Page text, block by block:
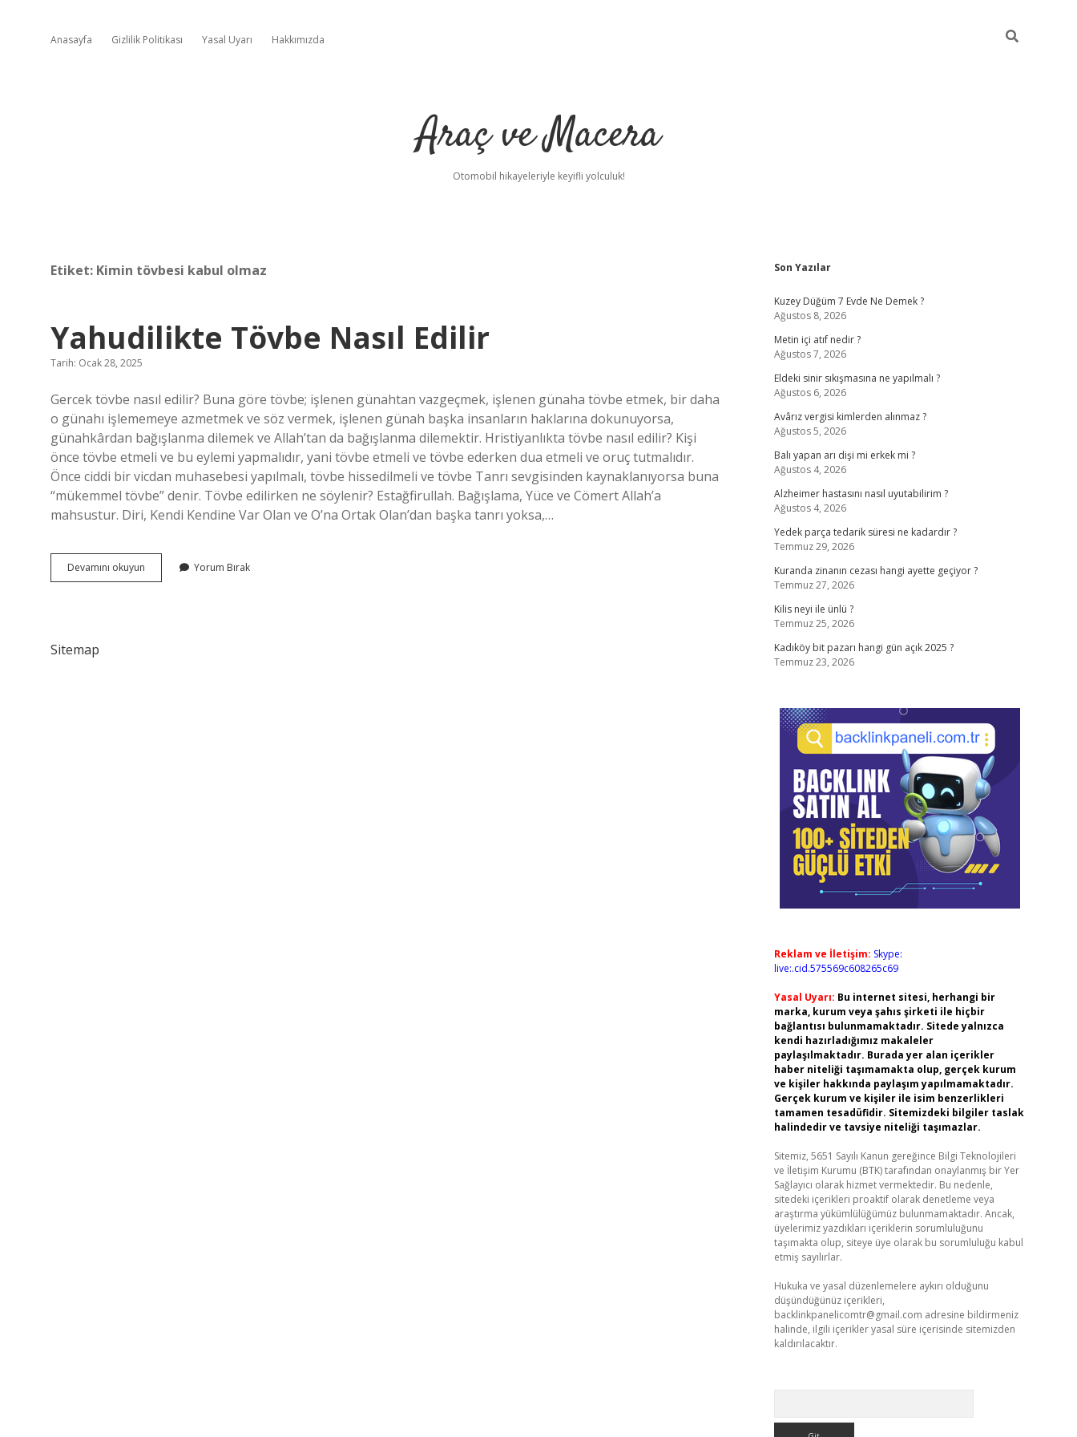
Anasayfa Gizlilik Politikası Yasal Uyarı Hakkımızda
Araç ve Macera
Otomobil hikayeleriyle keyifli yolculuk!
Etiket: Kimin tövbesi kabul olmaz
Yahudilikte Tövbe Nasıl Edilir
Tarih: Ocak 28, 2025
Gercek tövbe nasıl edilir? Buna göre tövbe; işlenen günahtan vazgeçmek, işlenen günaha tövbe etmek, bir daha
o günahı işlememeye azmetmek ve söz vermek, işlenen günah başka insanların haklarına dokunuyorsa,
günahkârdan bağışlanma dilemek ve Allah’tan da bağışlanma dilemektir. Hristiyanlıkta tövbe nasıl edilir? Kişi
önce tövbe etmeli ve bu eylemi yapmalıdır, yani tövbe etmeli ve tövbe ederken dua etmeli ve oruç tutmalıdır.
Önce ciddi bir vicdan muhasebesi yapılmalı, tövbe hissedilmeli ve tövbe Tanrı sevgisinden kaynaklanıyorsa buna
“mükemmel tövbe” denir. Tövbe edilirken ne söylenir? Estağfirullah. Bağışlama, Yüce ve Cömert Allah’a
mahsustur. Diri, Kendi Kendine Var Olan ve O’na Ortak Olan’dan başka tanrı yoksa,…
Devamını okuyun Yahudilikte
Tövbe
Yorum Bırak
Sitemap
Sidebar
Son Yazılar
Kuzey Düğüm 7 Evde Ne Demek ?
Ağustos 8, 2026
Metin içi atıf nedir ?
Ağustos 7, 2026
Eldeki sinir sıkışmasına ne yapılmalı ?
Ağustos 6, 2026
Avârız vergisi kimlerden alınmaz ?
Ağustos 5, 2026
Balı yapan arı dişi mi erkek mi ?
Ağustos 4, 2026
Alzheimer hastasını nasıl uyutabilirim ?
Ağustos 4, 2026
Yedek parça tedarik süresi ne kadardır ?
Temmuz 29, 2026
Kuranda zinanın cezası hangi ayette geçiyor ?
Temmuz 27, 2026
Kilis neyi ile ünlü ?
Temmuz 25, 2026
Kadıköy bit pazarı hangi gün açık 2025 ?
Temmuz 23, 2026
Reklam ve İletişim: Skype:
live:.cid.575569c608265c69
Yasal Uyarı: Bu internet sitesi, herhangi bir
marka, kurum veya şahıs şirketi ile hiçbir
bağlantısı bulunmamaktadır. Sitede yalnızca
kendi hazırladığımız makaleler
paylaşılmaktadır. Burada yer alan içerikler
haber niteliği taşımamakta olup, gerçek kurum
ve kişiler hakkında paylaşım yapılmamaktadır.
Gerçek kurum ve kişiler ile isim benzerlikleri
tamamen tesadüfidir. Sitemizdeki bilgiler taslak
halindedir ve tavsiye niteliği taşımazlar.
Sitemiz, 5651 Sayılı Kanun gereğince Bilgi Teknolojileri
ve İletişim Kurumu (BTK) tarafından onaylanmış bir Yer
Sağlayıcı olarak hizmet vermektedir. Bu nedenle,
sitedeki içerikleri proaktif olarak denetleme veya
araştırma yükümlülüğümüz bulunmamaktadır. Ancak,
üyelerimiz yazdıkları içeriklerin sorumluluğunu
taşımakta olup, siteye üye olarak bu sorumluluğu kabul
etmiş sayılırlar.
Hukuka ve yasal düzenlemelere aykırı olduğunu
düşündüğünüz içerikleri,
backlinkpanelicomtr@gmail.com adresine bildirmeniz
halinde, ilgili içerikler yasal süre içerisinde sitemizden
kaldırılacaktır.